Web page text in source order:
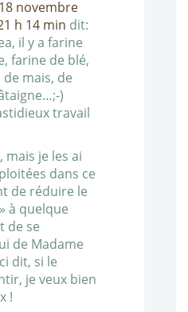
18 novembre
h 14 min dit:
il y a farine
farine de blé,
mais, de
)
travail
mais je les ai
dans ce
de réduire le
à quelque
de se
de Madame
dit, si le
je veux bien
!